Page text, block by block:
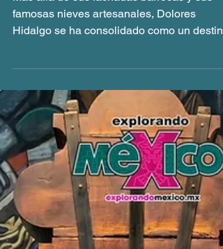
Pueblos Mágicos
Dolores Hidalgo:
Más allá de sus fachadas barrocas y sus
famosas nieves artesanales, Dolores
Hidalgo se ha consolidado como un destino
imprescindible para los amantes del
enoturismo. La Ruta del Vino en esta región
ofrece una experiencia sensorial que
combina el clima semidesértico con
de cultivo de vanguardia. El Museo del
El Corazón de la Vid Ubicado en el centro